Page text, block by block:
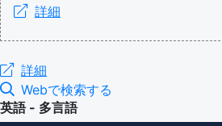
詳細
詳細
Webで検索する
英語 - 多言語